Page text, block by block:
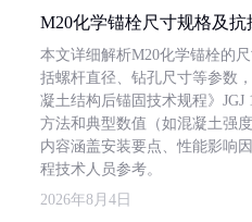
M20化学锚栓尺寸规格及
本文详细解析M20化学锚栓的
括螺杆直径、钻孔尺寸等参数
凝土结构后锚固技术规程》
方法和典型数值（如混凝土强
内容涵盖安装要点、性能影响
程技术人员参考。
2026年8月4日